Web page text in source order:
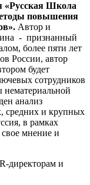
«Русская Школа
повышения
Автор и
- признанный
более пяти лет
России, автор
будет
сотрудников
нематериальной
анализ
средних и крупных
в рамках
свое мнение и
директорам и